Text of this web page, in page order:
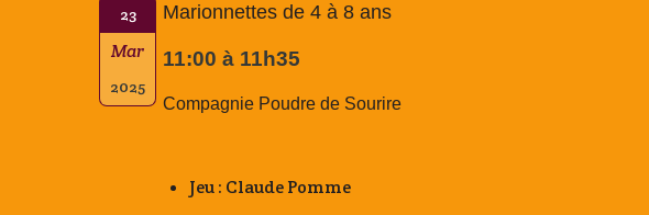
23
Mar
2025
Marionnettes de 4 à 8 ans
11:00 à 11h35
Compagnie Poudre de Sourire
Jeu : Claude Pomme